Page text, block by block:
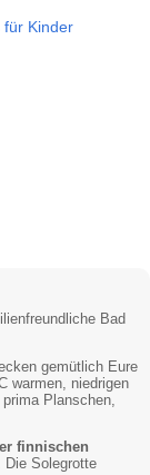
für Kinder
Bad
gemütlich Eure
warmen, niedrigen
Planschen,
finnischen
Solegrotte